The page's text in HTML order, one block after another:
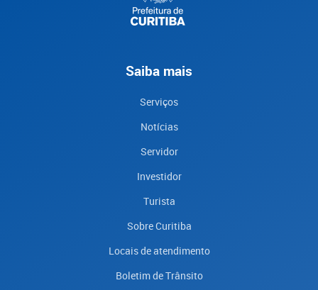
Saiba mais
Serviços
Notícias
Servidor
Investidor
Turista
Sobre Curitiba
Locais de atendimento
Boletim de Trânsito